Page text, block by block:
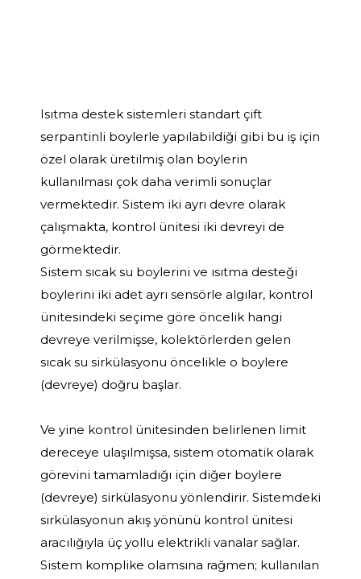
Isıtma destek sistemleri standart çift
serpantinli boylerle yapılabildiği gibi bu iş için
özel olarak üretilmiş olan boylerin
kullanılması çok daha verimli sonuçlar
vermektedir. Sistem iki ayrı devre olarak
çalışmakta, kontrol ünitesi iki devreyi de
görmektedir.
Sistem sıcak su boylerini ve ısıtma desteği
boylerini iki adet ayrı sensörle algılar, kontrol
ünitesindeki seçime göre öncelik hangi
devreye verilmişse, kolektörlerden gelen
sıcak su sirkülasyonu öncelikle o boylere
(devreye) doğru başlar.
Ve yine kontrol ünitesinden belirlenen limit
dereceye ulaşılmışsa, sistem otomatik olarak
görevini tamamladığı için diğer boylere
(devreye) sirkülasyonu yönlendirir. Sistemdeki
sirkülasyonun akış yönünü kontrol ünitesi
aracılığıyla üç yollu elektrikli vanalar sağlar.
Sistem komplike olamsına rağmen; kullanılan